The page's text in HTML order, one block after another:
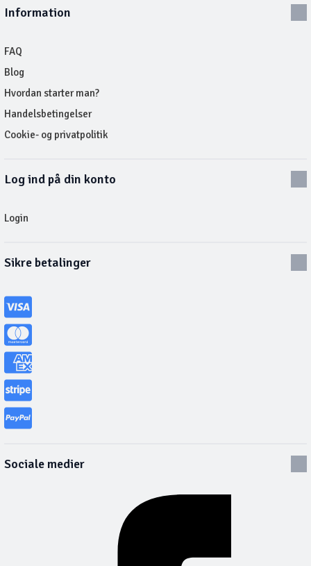
Information
FAQ
Blog
Hvordan starter man?
Handelsbetingelser
Cookie- og privatpolitik
Log ind på din konto
Login
Sikre betalinger
Sociale medier